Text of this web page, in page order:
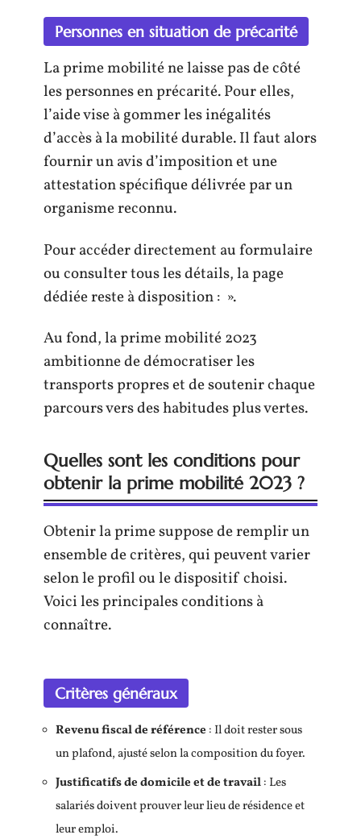
Personnes en situation de précarité
La prime mobilité ne laisse pas de côté
les personnes en précarité. Pour elles,
l’aide vise à gommer les inégalités
d’accès à la mobilité durable. Il faut alors
fournir un avis d’imposition et une
attestation spécifique délivrée par un
organisme reconnu.
Pour accéder directement au formulaire
ou consulter tous les détails, la page
dédiée reste à disposition : ».
Au fond, la prime mobilité 2023
ambitionne de démocratiser les
transports propres et de soutenir chaque
parcours vers des habitudes plus vertes.
Quelles sont les conditions pour
obtenir la prime mobilité 2023 ?
Obtenir la prime suppose de remplir un
ensemble de critères, qui peuvent varier
selon le profil ou le dispositif choisi.
Voici les principales conditions à
connaître.
Critères généraux
Revenu fiscal de référence : Il doit rester sous
un plafond, ajusté selon la composition du foyer.
Justificatifs de domicile et de travail: Les
salariés doivent prouver leur lieu de résidence et
leur emploi.